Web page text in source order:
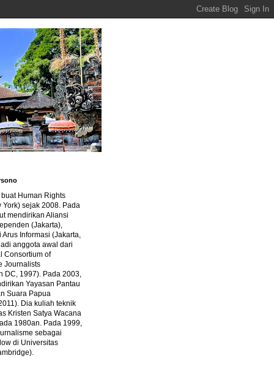
Human Rights
York) sejak 2008. Pada
mendirikan Aliansi
(Jakarta),
Arus Informasi (Jakarta,
anggota awal dari
Consortium of
Journalists
DC, 1997). Pada 2003,
Yayasan Pantau
Suara Papua
Dia kuliah teknik
Kristen Satya Wacana
1980an. Pada 1999,
sebagai
di Universitas